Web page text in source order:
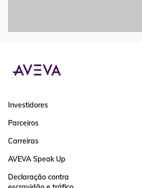
Investidores
Parceiros
Carreiras
AVEVA Speak Up
Declaração contra